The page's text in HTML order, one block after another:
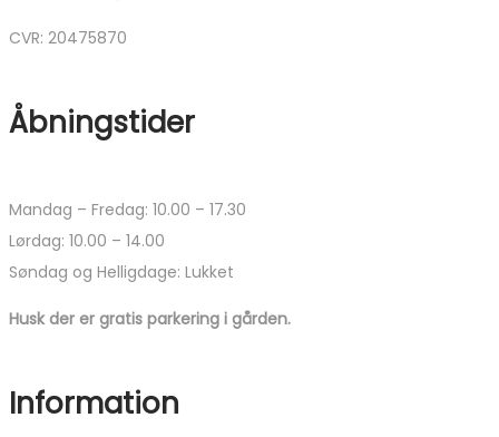
CVR: 20475870
Åbningstider
Mandag – Fredag: 10.00 – 17.30
Lørdag: 10.00 – 14.00
Søndag og Helligdage: Lukket
Husk der er gratis parkering i gården.
Information